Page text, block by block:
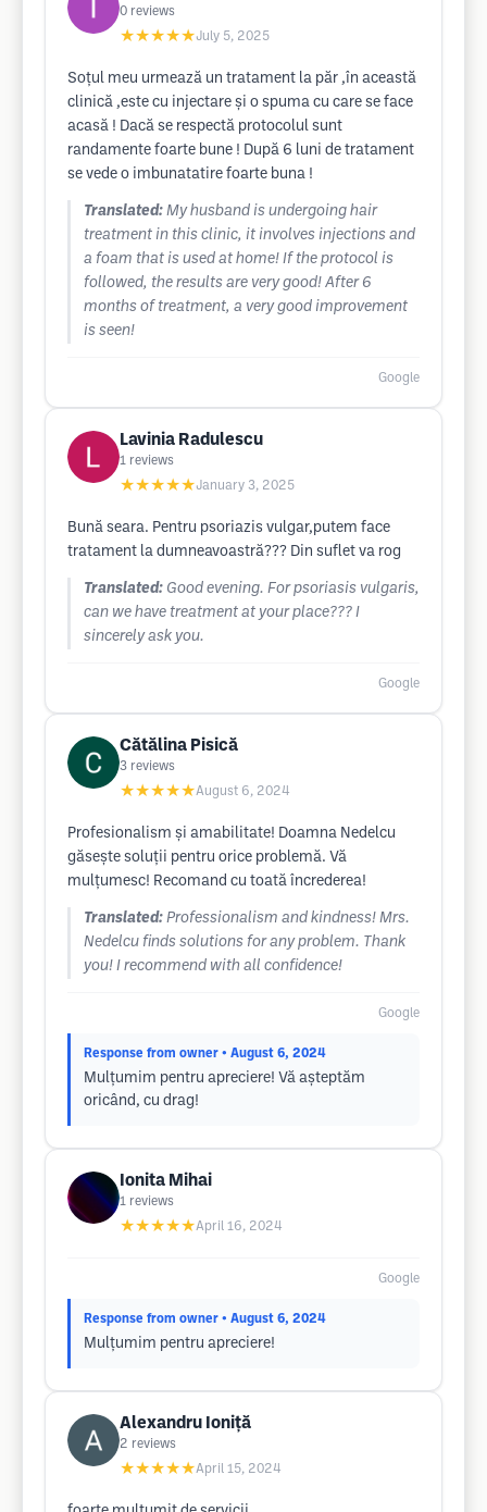
0 reviews
★★★★★July 5, 2025
Soțul meu urmează un tratament la păr ,în această
clinică ,este cu injectare și o spuma cu care se face
acasă ! Dacă se respectă protocolul sunt
randamente foarte bune ! După 6 luni de tratament
se vede o imbunatatire foarte buna !
Translated: My husband is undergoing hair
treatment in this clinic, it involves injections and
a foam that is used at home! If the protocol is
followed, the results are very good! After 6
months of treatment, a very good improvement
is seen!
Google
Lavinia Radulescu
1 reviews
★★★★★January 3, 2025
Bună seara. Pentru psoriazis vulgar,putem face
tratament la dumneavoastră??? Din suflet va rog
Translated: Good evening. For psoriasis vulgaris,
can we have treatment at your place??? I
sincerely ask you.
Google
Cătălina Pisică
3 reviews
★★★★★August 6, 2024
Profesionalism și amabilitate! Doamna Nedelcu
găsește soluții pentru orice problemă. Vă
mulțumesc! Recomand cu toată încrederea!
Translated: Professionalism and kindness! Mrs.
Nedelcu finds solutions for any problem. Thank
you! I recommend with all confidence!
Google
Response from owner • August 6, 2024
Mulțumim pentru apreciere! Vă așteptăm
oricând, cu drag!
Ionita Mihai
1 reviews
★★★★★April 16, 2024
Google
Response from owner • August 6, 2024
Mulțumim pentru apreciere!
Alexandru Ioniță
2 reviews
★★★★★April 15, 2024